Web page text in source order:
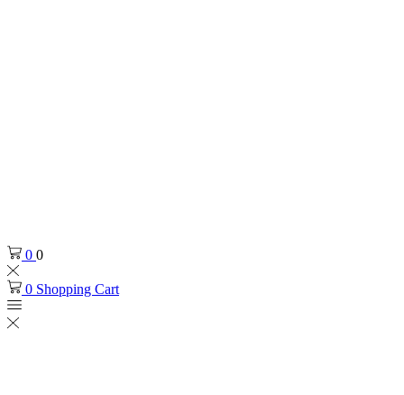
0 0
0 Shopping Cart